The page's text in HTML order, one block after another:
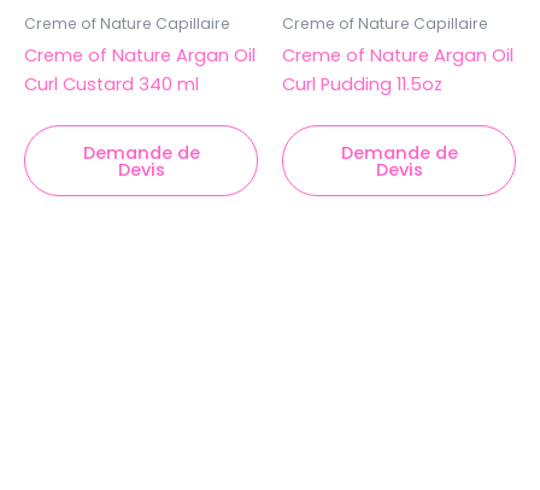
Creme of Nature Capillaire
Creme of Nature Argan Oil
Curl Custard 340 ml
Demande de
Devis
Creme of Nature Capillaire
Creme of Nature Argan Oil
Curl Pudding 11.5oz
Demande de
Devis